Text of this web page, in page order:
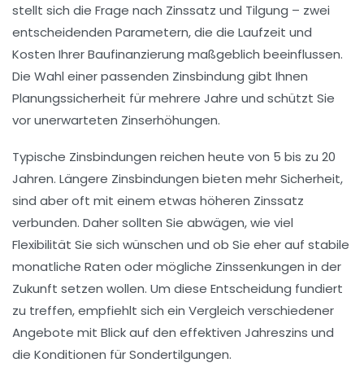
stellt sich die Frage nach Zinssatz und Tilgung – zwei
entscheidenden Parametern, die die Laufzeit und
Kosten Ihrer Baufinanzierung maßgeblich beeinflussen.
Die Wahl einer passenden Zinsbindung gibt Ihnen
Planungssicherheit für mehrere Jahre und schützt Sie
vor unerwarteten Zinserhöhungen.
Typische Zinsbindungen reichen heute von 5 bis zu 20
Jahren. Längere Zinsbindungen bieten mehr Sicherheit,
sind aber oft mit einem etwas höheren Zinssatz
verbunden. Daher sollten Sie abwägen, wie viel
Flexibilität Sie sich wünschen und ob Sie eher auf stabile
monatliche Raten oder mögliche Zinssenkungen in der
Zukunft setzen wollen. Um diese Entscheidung fundiert
zu treffen, empfiehlt sich ein Vergleich verschiedener
Angebote mit Blick auf den effektiven Jahreszins und
die Konditionen für Sondertilgungen.